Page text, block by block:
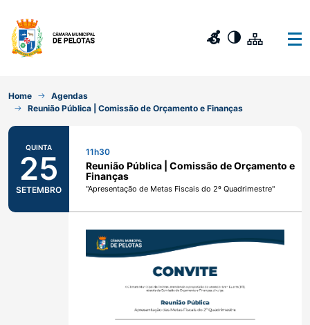
Home
Agendas
Reunião Pública | Comissão de Orçamento e Finanças
QUINTA
25
SETEMBRO
11h30
Reunião Pública | Comissão de Orçamento e
Finanças
"Apresentação de Metas Fiscais do 2º Quadrimestre"